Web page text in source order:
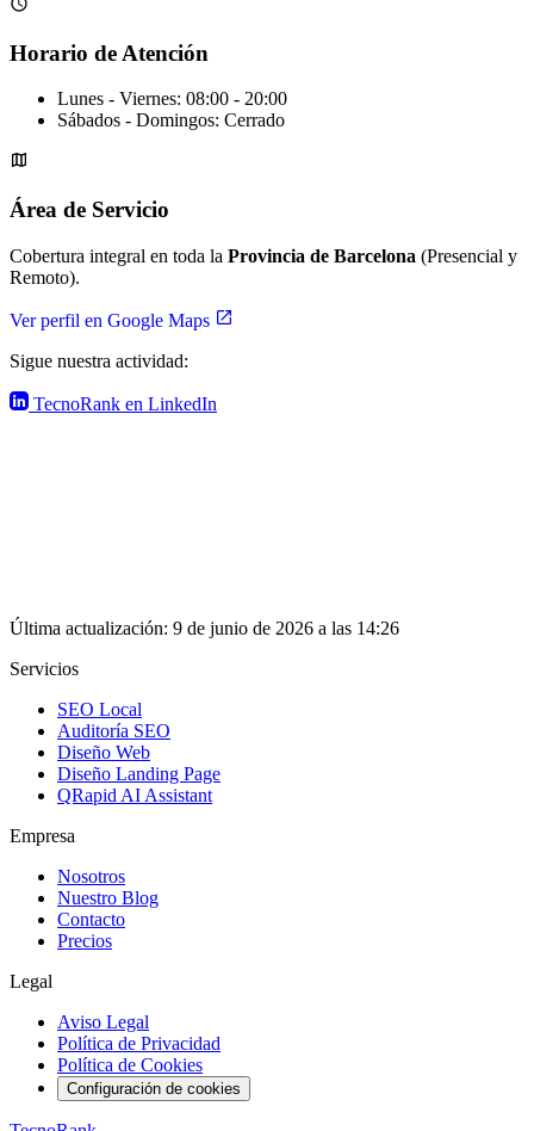
Horario de Atención
Lunes - Viernes: 08:00 - 20:00
Sábados - Domingos: Cerrado
Área de Servicio
Cobertura integral en toda la Provincia de Barcelona (Presencial y
Remoto).
Ver perfil en Google Maps
Sigue nuestra actividad:
TecnoRank en LinkedIn
Última actualización: 9 de junio de 2026 a las 14:26
Servicios
SEO Local
Auditoría SEO
Diseño Web
Diseño Landing Page
QRapid AI Assistant
Empresa
Nosotros
Nuestro Blog
Contacto
Precios
Legal
Aviso Legal
Política de Privacidad
Política de Cookies
Configuración de cookies